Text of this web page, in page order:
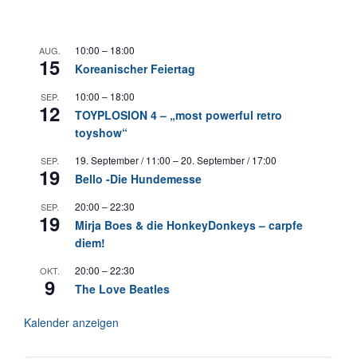
AUG.
15
10:00 – 18:00
Koreanischer Feiertag
SEP.
12
10:00 – 18:00
TOYPLOSION 4 – „most powerful retro
toyshow“
SEP.
19
19. September / 11:00 –20. September / 17:00
Bello -Die Hundemesse
SEP.
19
20:00 –22:30
Mirja Boes & die HonkeyDonkeys – carpfe
diem!
OKT.
9
20:00 –22:30
The Love Beatles
Kalender anzeigen